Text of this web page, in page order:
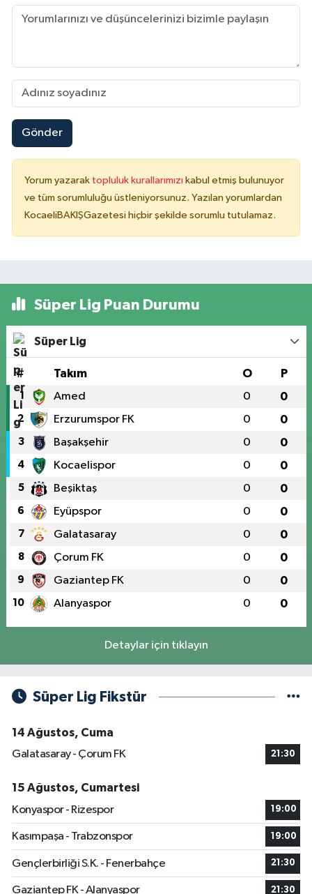
Gönder
Yorum yazarak topluluk kurallarımızı kabul etmiş bulunuyor
ve tüm sorumluluğu üstleniyorsunuz. Yazılan yorumlardan
KocaeliBAKIŞGazetesi hiçbir şekilde sorumlu tutulamaz.
Süper Lig Puan Durumu
Süper Lig
# Takım O P
1 Amed 0 0
2 Erzurumspor FK 0 0
3 Başakşehir 0 0
4 Kocaelispor 0 0
5 Beşiktaş 0 0
6 Eyüpspor 0 0
7 Galatasaray 0 0
8 Çorum FK 0 0
9 Gaziantep FK 0 0
10 Alanyaspor 0 0
Detaylar için tıklayın
Süper Lig Fikstür
14 Ağustos, Cuma
Galatasaray - Çorum FK
21:30
15 Ağustos, Cumartesi
Konyaspor - Rizespor
19:00
Kasımpaşa - Trabzonspor 19:00
Gençlerbirliği S.K. - Fenerbahçe 21:30
Gaziantep FK - Alanyaspor 21:30